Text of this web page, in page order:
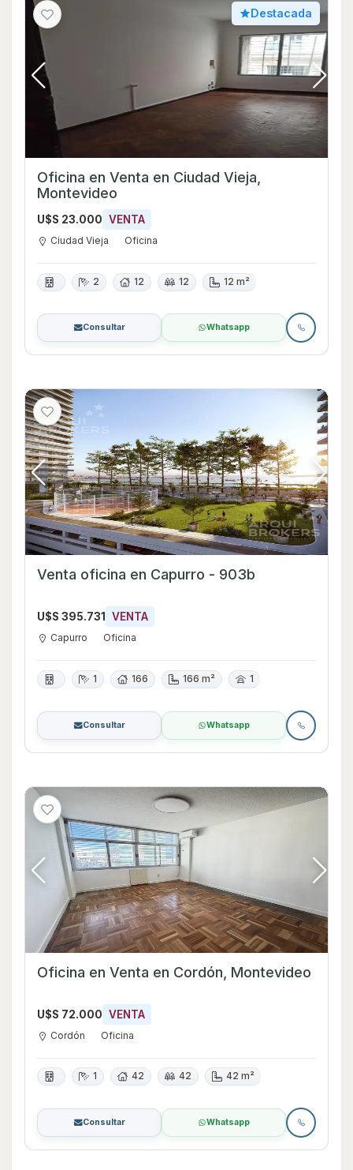
Destacada
Oficina en Venta en Ciudad Vieja,
Montevideo
U$S 23.000 VENTA
Ciudad Vieja Oficina
2 12 12 12 m²
Consultar Whatsapp
Venta oficina en Capurro - 903b
U$S 395.731 VENTA
Capurro Oficina
1 166 166 m² 1
Consultar Whatsapp
Oficina en Venta en Cordón, Montevideo
U$S 72.000 VENTA
Cordón Oficina
1 42 42 42 m²
Consultar Whatsapp